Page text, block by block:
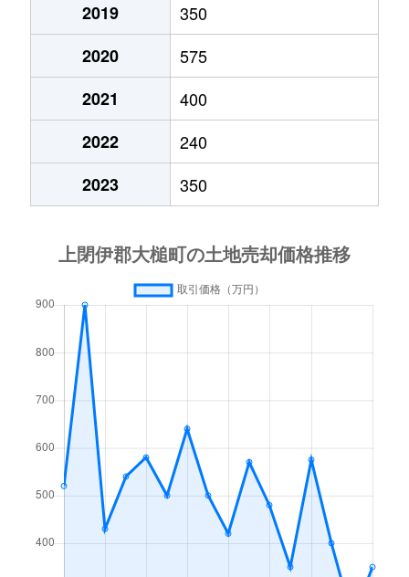
2019
350
2020
575
2021
400
2022
240
2023
350